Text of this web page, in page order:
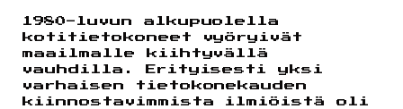
1980-luvun alkupuolella
kotitietokoneet vyöryivät
maailmalle kiihtyvällä
vauhdilla. Erityisesti yksi
varhaisen tietokonekauden
kiinnostavimmista ilmiöistä oli